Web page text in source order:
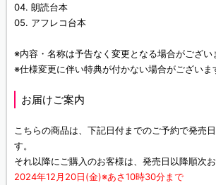
04. 朗読台本
05. アフレコ台本
※内容・名称は予告なく変更となる場合がござい
※仕様変更に伴い特典が付かない場合がございま
お届けご案内
こちらの商品は、下記日付までのご予約で発売
す。
それ以降にご購入のお客様は、発売日以降順次お
2024年12月20日(金)※あさ10時30分まで